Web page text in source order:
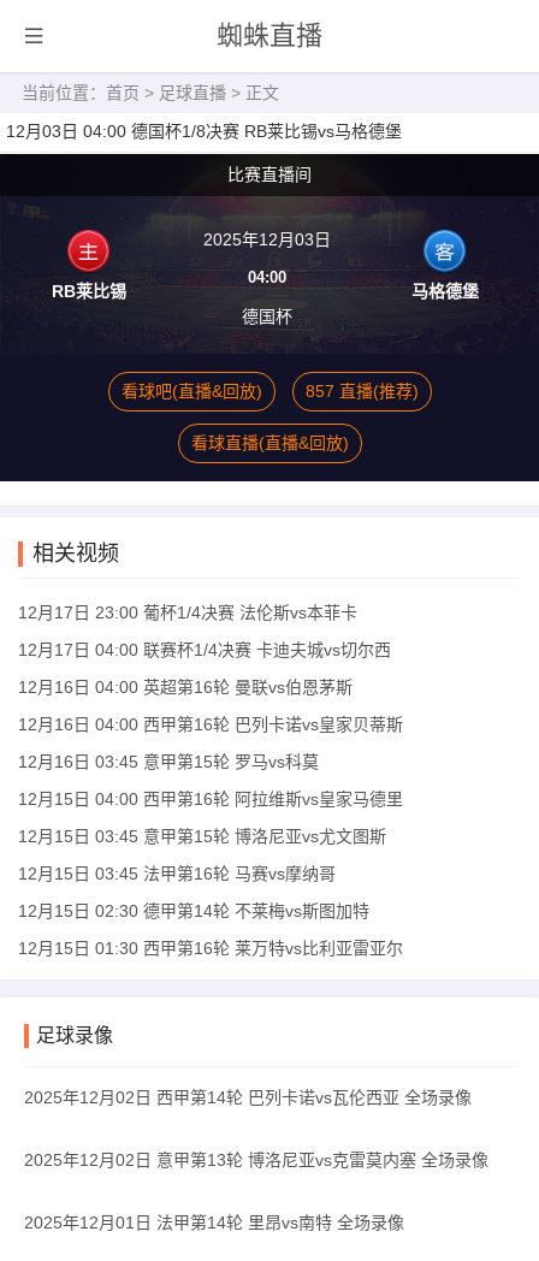
蜘蛛直播
当前位置： 首页 > 足球直播 > 正文
12月03日 04:00 德国杯1/8决赛 RB莱比锡vs马格德堡
比赛直播间
RB莱比锡
2025年12月03日
04:00
德国杯
马格德堡
看球吧(直播&回放) 857 直播(推荐)
看球直播(直播&回放)
相关视频
12月17日 23:00 葡杯1/4决赛 法伦斯vs本菲卡
12月17日 04:00 联赛杯1/4决赛 卡迪夫城vs切尔西
12月16日 04:00 英超第16轮 曼联vs伯恩茅斯
12月16日 04:00 西甲第16轮 巴列卡诺vs皇家贝蒂斯
12月16日 03:45 意甲第15轮 罗马vs科莫
12月15日 04:00 西甲第16轮 阿拉维斯vs皇家马德里
12月15日 03:45 意甲第15轮 博洛尼亚vs尤文图斯
12月15日 03:45 法甲第16轮 马赛vs摩纳哥
12月15日 02:30 德甲第14轮 不莱梅vs斯图加特
12月15日 01:30 西甲第16轮 莱万特vs比利亚雷亚尔
足球录像
2025年12月02日 西甲第14轮 巴列卡诺vs瓦伦西亚 全场录像
2025年12月02日 意甲第13轮 博洛尼亚vs克雷莫内塞 全场录像
2025年12月01日 法甲第14轮 里昂vs南特 全场录像